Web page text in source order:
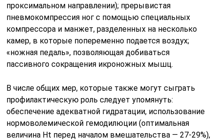
проксимальном направлении); прерывистая
пневмокомпрессия ног с помощью специальных
компрессора и манжет, разделенных на несколько
камер, в которые попеременно подается воздух;
«ножная педаль», позволяющая добиваться
пассивного сокращения икроножных мышц.
В числе общих мер, которые также могут сыграть
профилактическую роль следует упомянуть:
обеспечение адекватной гидратации, использование
нормоволемической гемодилюции (оптимальная
величина Ht перед началом вмешательства — 27-29%),